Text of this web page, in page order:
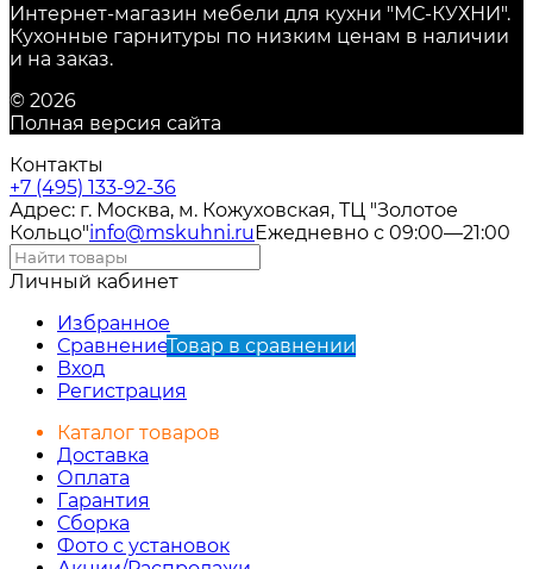
Интернет-магазин мебели для кухни "МС-КУХНИ".
Кухонные гарнитуры по низким ценам в наличии
и на заказ.
© 2026
Полная версия сайта
Контакты
+7 (495) 133-92-36
Адрес: г. Москва, м. Кожуховская, ТЦ "Золотое
Кольцо"info@mskuhni.ruЕжедневно с 09:00—21:00
Личный кабинет
Избранное
СравнениеТовар в сравнении
Вход
Регистрация
Каталог товаров
Доставка
Оплата
Гарантия
Сборка
Фото с установок